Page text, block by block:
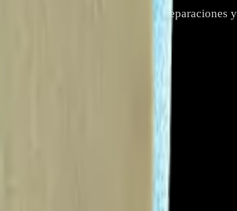
Es una solución eficiente para reparaciones y